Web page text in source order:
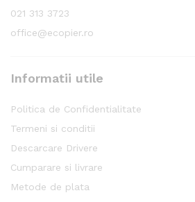
021 313 3723
office@ecopier.ro
Informatii utile
Politica de Confidentialitate
Termeni si conditii
Descarcare Drivere
Cumparare si livrare
Metode de plata